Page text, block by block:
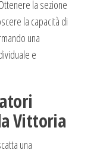
la sezione
la capacità di
una
e
Vittoria
una